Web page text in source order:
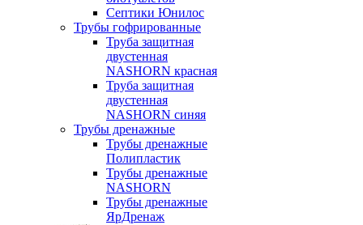
Септики Юнилос
Трубы гофрированные
Труба защитная
двустенная
NASHORN красная
Труба защитная
двустенная
NASHORN синяя
Трубы дренажные
Трубы дренажные
Полипластик
Трубы дренажные
NASHORN
Трубы дренажные
ЯрДренаж